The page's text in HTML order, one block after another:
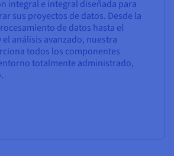
integral e integral diseñada para
sus proyectos de datos. Desde la
de datos hasta el
análisis avanzado, nuestra
todos los componentes
totalmente administrado,